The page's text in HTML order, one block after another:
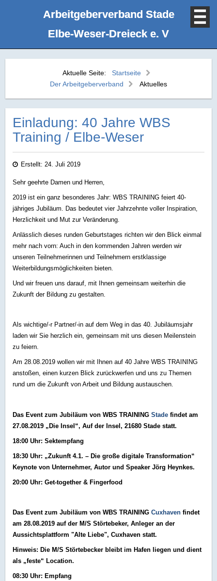
Arbeitgeberverband Stade
Elbe‑Weser‑Dreieck e. V
Aktuelle Seite:
Startseite
Der Arbeitgeberverband
Aktuelles
Einladung: 40 Jahre WBS
Training / Elbe-Weser
Erstellt: 24. Juli 2019
Sehr geehrte Damen und Herren,
2019 ist ein ganz besonderes Jahr: WBS TRAINING feiert 40-
jähriges Jubiläum. Das bedeutet vier Jahrzehnte voller Inspiration,
Herzlichkeit und Mut zur Veränderung.
Anlässlich dieses runden Geburtstages richten wir den Blick einmal
mehr nach vorn: Auch in den kommenden Jahren werden wir
unseren Teilnehmerinnen und Teilnehmern erstklassige
Weiterbildungsmöglichkeiten bieten.
Und wir freuen uns darauf, mit Ihnen gemeinsam weiterhin die
Zukunft der Bildung zu gestalten.
Als wichtige/-r Partner/-in auf dem Weg in das 40. Jubiläumsjahr
laden wir Sie herzlich ein, gemeinsam mit uns diesen Meilenstein
zu feiern.
Am 28.08.2019 wollen wir mit Ihnen auf 40 Jahre WBS TRAINING
anstoßen, einen kurzen Blick zurückwerfen und uns zu Themen
rund um die Zukunft von Arbeit und Bildung austauschen.
Das Event zum Jubiläum von WBS TRAININGStadefindet am
27.08.2019 „Die Insel“, Auf der Insel, 21680 Stade statt.
18:00 Uhr: Sektempfang
18:30 Uhr: „Zukunft 4.1. – Die große digitale Transformation“
Keynote von Unternehmer, Autor und Speaker Jörg Heynkes.
20:00 Uhr: Get-together & Fingerfood
Das Event zum Jubiläum von WBS TRAININGCuxhavenfindet
am 28.08.2019 auf der M/S Störtebeker, Anleger an der
Aussichtsplattform "Alte Liebe", Cuxhaven statt.
Hinweis: Die M/S Störtebecker bleibt im Hafen liegen und dient
als „feste“ Location.
08:30 Uhr: Empfang